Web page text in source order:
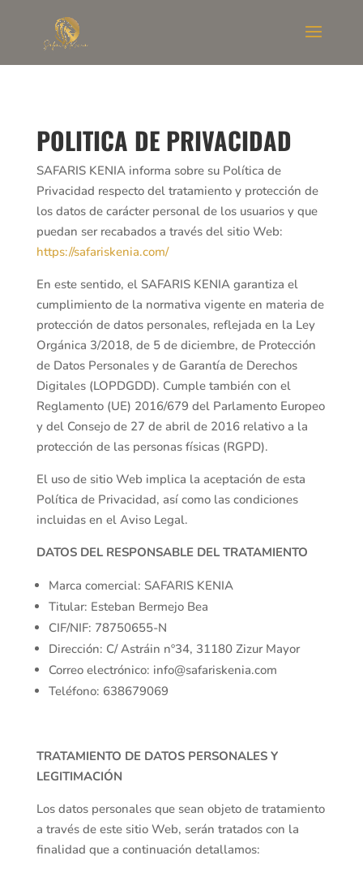
POLITICA DE PRIVACIDAD
SAFARIS KENIA informa sobre su Política de
Privacidad respecto del tratamiento y protección de
los datos de carácter personal de los usuarios y que
puedan ser recabados a través del sitio Web:
https://safariskenia.com/
En este sentido, el SAFARIS KENIA garantiza el
cumplimiento de la normativa vigente en materia de
protección de datos personales, reflejada en la Ley
Orgánica 3/2018, de 5 de diciembre, de Protección
de Datos Personales y de Garantía de Derechos
Digitales (LOPDGDD). Cumple también con el
Reglamento (UE) 2016/679 del Parlamento Europeo
y del Consejo de 27 de abril de 2016 relativo a la
protección de las personas físicas (RGPD).
El uso de sitio Web implica la aceptación de esta
Política de Privacidad, así como las condiciones
incluidas en el Aviso Legal.
DATOS DEL RESPONSABLE DEL TRATAMIENTO
Marca comercial: SAFARIS KENIA
Titular: Esteban Bermejo Bea
CIF/NIF: 78750655-N
Dirección: C/ Astráin nº34, 31180 Zizur Mayor
Correo electrónico: info@safariskenia.com
Teléfono: 638679069
TRATAMIENTO DE DATOS PERSONALES Y
LEGITIMACIÓN
Los datos personales que sean objeto de tratamiento
a través de este sitio Web, serán tratados con la
finalidad que a continuación detallamos: